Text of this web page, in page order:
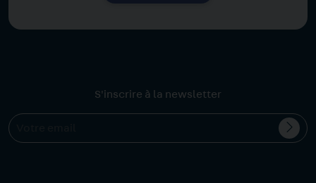
S'inscrire à la newsletter